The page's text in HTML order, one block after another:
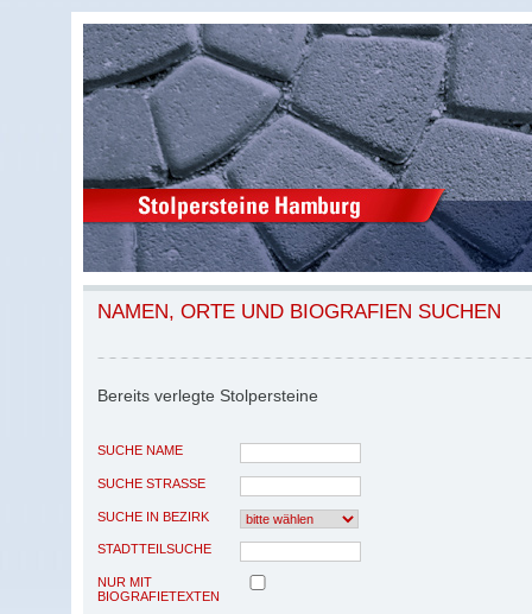
NAMEN, ORTE UND BIOGRAFIEN SUCHEN
Bereits verlegte Stolpersteine
SUCHE NAME
SUCHE STRASSE
SUCHE IN BEZIRK
STADTTEILSUCHE
NUR MIT
BIOGRAFIETEXTEN